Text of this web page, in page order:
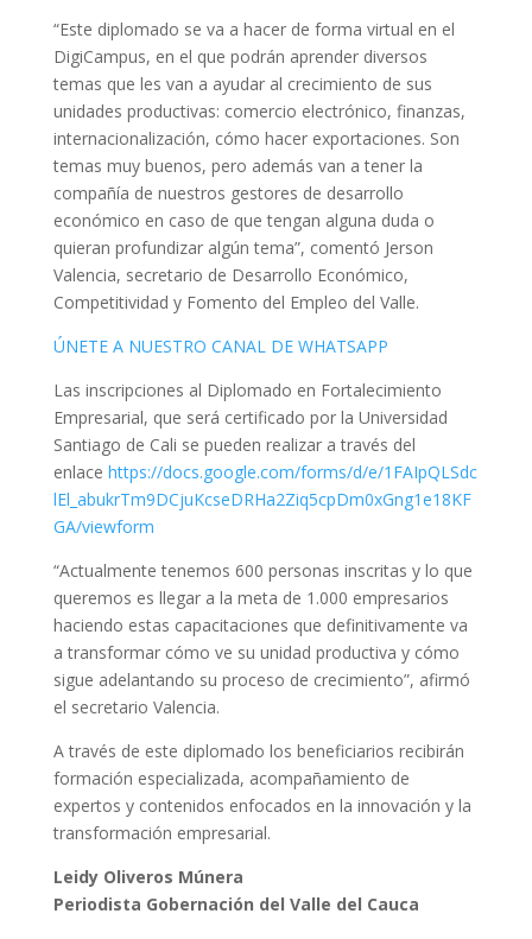
“Este diplomado se va a hacer de forma virtual en el
DigiCampus, en el que podrán aprender diversos
temas que les van a ayudar al crecimiento de sus
unidades productivas: comercio electrónico, finanzas,
internacionalización, cómo hacer exportaciones. Son
temas muy buenos, pero además van a tener la
compañía de nuestros gestores de desarrollo
económico en caso de que tengan alguna duda o
quieran profundizar algún tema”, comentó Jerson
Valencia, secretario de Desarrollo Económico,
Competitividad y Fomento del Empleo del Valle.
ÚNETE A NUESTRO CANAL DE WHATSAPP
Las inscripciones al Diplomado en Fortalecimiento
Empresarial, que será certificado por la Universidad
Santiago de Cali se pueden realizar a través del
enlace https://docs.google.com/forms/d/e/1FAIpQLSdc
lEl_abukrTm9DCjuKcseDRHa2Ziq5cpDm0xGng1e18KF
GA/viewform
“Actualmente tenemos 600 personas inscritas y lo que
queremos es llegar a la meta de 1.000 empresarios
haciendo estas capacitaciones que definitivamente va
a transformar cómo ve su unidad productiva y cómo
sigue adelantando su proceso de crecimiento”, afirmó
el secretario Valencia.
A través de este diplomado los beneficiarios recibirán
formación especializada, acompañamiento de
expertos y contenidos enfocados en la innovación y la
transformación empresarial.
Leidy Oliveros Múnera
Periodista Gobernación del Valle del Cauca